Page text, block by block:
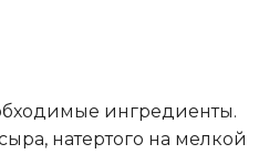
ингредиенты.
натертого на мелкой